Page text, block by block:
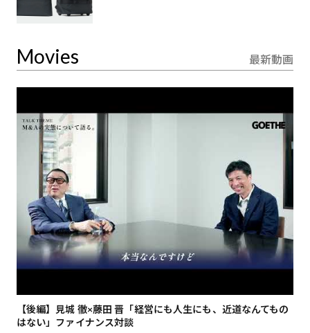
Movies 最新動画
【後編】見城 徹×藤田 晋「経営にも人生にも、近道なんてもの
はない」ファイナンス対談